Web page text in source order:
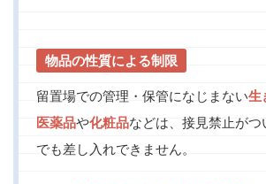
物品の性質による制限
留置場での管理・保管になじまない生
医薬品や化粧品などは、接見禁止がつ
でも差し入れできません。